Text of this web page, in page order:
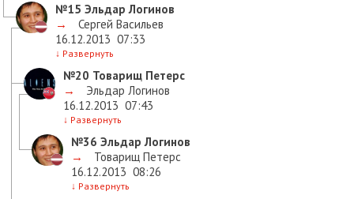
№15 Эльдар Логинов
→
Сергей Васильев
16.12.2013 07:33
↓ Развернуть
№20 Товарищ Петерс
→
Эльдар Логинов
16.12.2013 07:43
↓ Развернуть
№36 Эльдар Логинов
→
Товарищ Петерс
16.12.2013 08:26
↓ Развернуть